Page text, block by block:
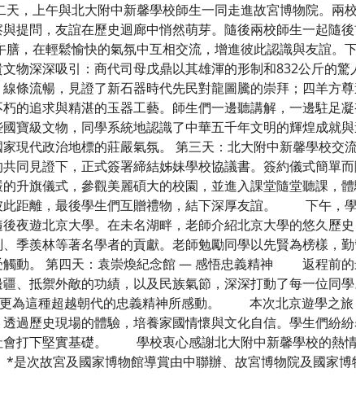
上午與北大附中新馨學校師生一同走進故宮博物院。兩
提問，友誼在歷史迴廊中悄然萌芽。隨後兩校師生一起隨
，在輕鬆愉快的氣氛中互相交流，增進彼此認識與友誼。
物深深吸引：商代司母戊鼎以其雄渾的形制和832公斤的
條流暢，見證了新石器時代先民對龍圖騰的崇拜；四羊方
的追求與精湛的玉器工藝。師生們一邊聽講解，一邊駐足
寶級文物，同學系統地認識了中華五千年文明的輝煌成就
現代政治地標的莊嚴氣氛。 第三天：北大附中新馨學校
見證下，正式簽署締結姊妹學校協議書。簽約儀式簡單
升旗儀式，參觀美麗碩大的校園，並進入課堂隨堂聽課，
此距離，最後學生們互贈禮物，結下深厚友誼。 下午，
夜遊北京大學。在未名湖畔，老師介紹北京大學的悠久歷
季羨林等著名學者的貢獻。老師勉勵同學以先賢為榜樣，
觸動。 第四天：袁崇煥紀念館 — 感悟忠義精神 返程前的
、抵禦外敵的功績，以及民族氣節，深深打動了每一位同
為這種超越朝代的忠義精神所感動。 本次北京遊學之旅
過歷史現場的體驗，培養家國情懷與文化自信。學生們紛
會打下堅實基礎。 學校衷心感謝北大附中新馨學校的熱
次故宮及國家博物館導賞由中聯辦、故宮博物院及國家博